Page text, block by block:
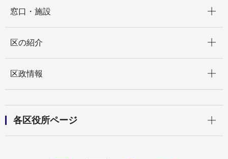
窓口・施設
区の紹介
区政情報
各区役所ページ